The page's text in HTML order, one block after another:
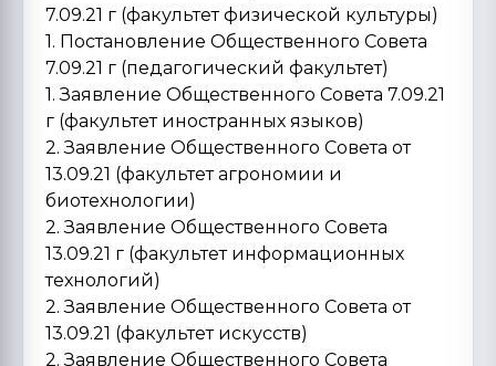
7.09.21 г (факультет физической культуры)
1. Постановление Общественного Совета
7.09.21 г (педагогический факультет)
1. Заявление Общественного Совета 7.09.21
г (факультет иностранных языков)
2. Заявление Общественного Совета от
13.09.21 (факультет агрономии и
биотехнологии)
2. Заявление Общественного Совета
13.09.21 г (факультет информационных
технологий)
2. Заявление Общественного Совета от
13.09.21 (факультет искусств)
2. Заявление Общественного Совета